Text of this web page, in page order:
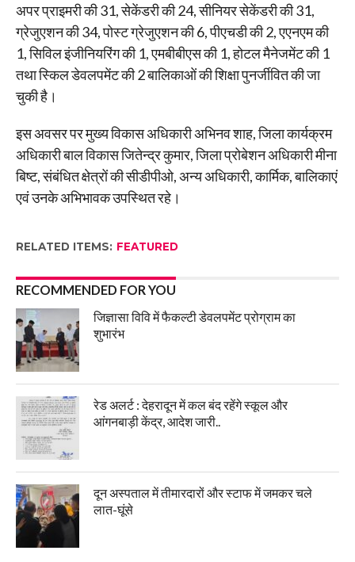
अपर प्राइमरी की 31, सेकेंडरी की 24, सीनियर सेकेंडरी की 31,
ग्रेजुएशन की 34, पोस्ट ग्रेजुएशन की 6, पीएचडी की 2, एएनएम की
1, सिविल इंजीनियरिंग की 1, एमबीबीएस की 1, होटल मैनेजमेंट की 1
तथा स्किल डेवलपमेंट की 2 बालिकाओं की शिक्षा पुनर्जीवित की जा
चुकी है।
इस अवसर पर मुख्य विकास अधिकारी अभिनव शाह, जिला कार्यक्रम
अधिकारी बाल विकास जितेन्द्र कुमार, जिला प्रोबेशन अधिकारी मीना
बिष्ट, संबंधित क्षेत्रों की सीडीपीओ, अन्य अधिकारी, कार्मिक, बालिकाएं
एवं उनके अभिभावक उपस्थित रहे।
RELATED ITEMS: FEATURED
RECOMMENDED FOR YOU
जिज्ञासा विवि में फैकल्टी डेवलपमेंट प्रोग्राम का
शुभारंभ
रेड अलर्ट : देहरादून में कल बंद रहेंगे स्कूल और
आंगनबाड़ी केंद्र, आदेश जारी..
दून अस्पताल में तीमारदारों और स्टाफ में जमकर चले
लात-घूंसे